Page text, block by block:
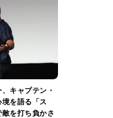
キャプテン・
を語る「ス
を打ち負かさ